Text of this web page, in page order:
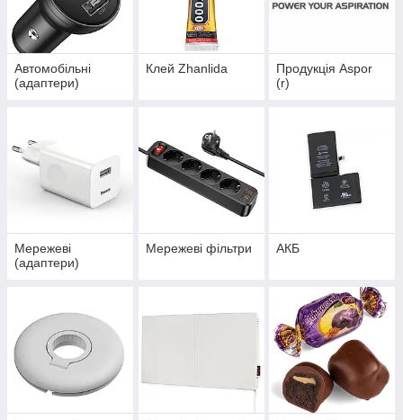
Автомобільні
(адаптери)
Клей Zhanlida
Продукція Aspor
(r)
Мережеві
(адаптери)
Мережеві фільтри АКБ